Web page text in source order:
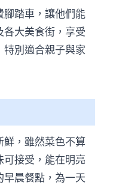
腳踏車，讓他們能
各大美食街，享受
特別適合親子與家
鮮，雖然菜色不算
可接受，能在明亮
早晨餐點，為一天